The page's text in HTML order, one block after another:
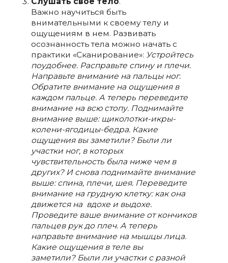
Важно научиться быть
внимательными к своему телу и
ощущениям в нем. Развивать
осознанность тела можно начать с
практики «Сканирование»: Устройтесь
поудобнее. Расправьте спину и плечи.
Направьте внимание на пальцы ног.
Обратите внимание на ощущения в
каждом пальце. А теперь переведите
внимание на всю стопу. Поднимайте
внимание выше: щиколотки-икры-
колени-ягодицы-бедра. Какие
ощущения вы заметили? Были ли
участки ног, в которых
чувствительность была ниже чем в
других? И снова поднимайте внимание
выше: спина, плечи, шея. Переведите
внимание на грудную клетку: как она
движется на вдохе и выдохе.
Проведите ваше внимание от кончиков
пальцев рук до плеч. А теперь
направьте внимание на мышцы лица.
Какие ощущения в теле вы
заметили? Были ли участки с разной